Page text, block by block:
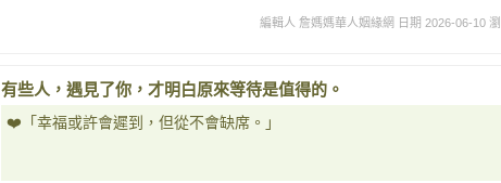
編輯人 詹媽媽華人姻緣網 日期 2026-06-10
有些人，遇見了你，才明白原來等待是值得的。
❤️「幸福或許會遲到，但從不會缺席。」